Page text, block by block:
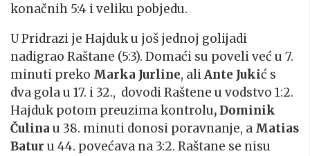
konačnih 5:4 i veliku pobjedu.
U Pridrazi je Hajduk u još jednoj golijadi
nadigrao Raštane (5:3). Domaći su poveli već u 7.
minuti preko Marka Jurline, aliAnte Jukić s
dva gola u 17. i 32., dovodi Raštene u vodstvo 1:2.
Hajduk potom preuzima kontrolu, Dominik
Čulina u 38. minuti donosi poravnanje, a Matias
Batur u 44. povećava na 3:2. Raštane se nisu